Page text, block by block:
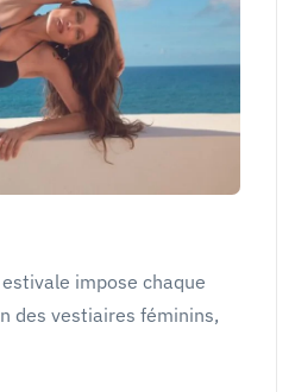
impose chaque
des vestiaires féminins,